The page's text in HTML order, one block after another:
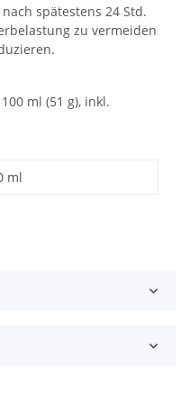
spätestens 24 Std.
zu vermeiden
ml (51 g), inkl.
ml